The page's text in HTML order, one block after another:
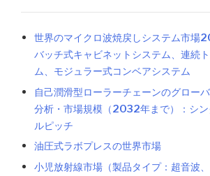
世界のマイクロ波焼戻しシステム市
バッチ式キャビネットシステム、連続
ム、モジュラー式コンベアシステム
自己潤滑型ローラーチェーンのグロー
分析・市場規模（2032年まで）：シ
ルピッチ
油圧式ラボプレスの世界市場
小児放射線市場（製品タイプ：超音波